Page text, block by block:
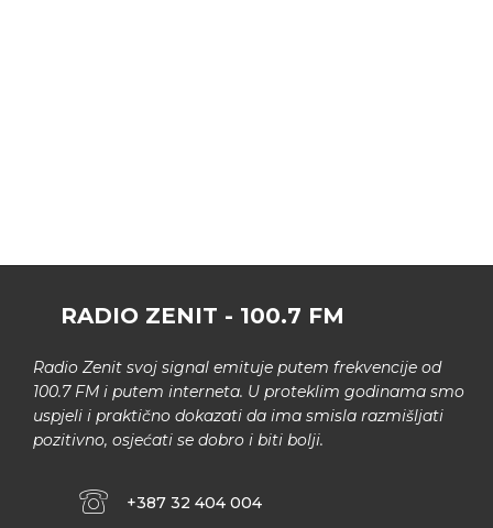
RADIO ZENIT - 100.7 FM
Radio Zenit svoj signal emituje putem frekvencije od
100.7 FM i putem interneta. U proteklim godinama smo
uspjeli i praktično dokazati da ima smisla razmišljati
pozitivno, osjećati se dobro i biti bolji.
+387 32 404 004